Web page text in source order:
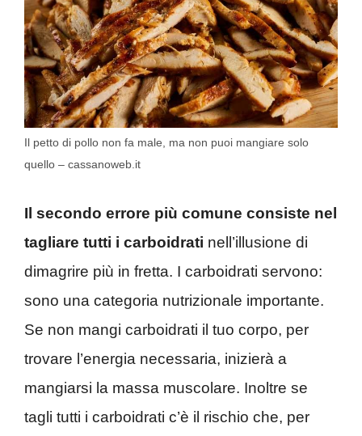
Il petto di pollo non fa male, ma non puoi mangiare solo
quello – cassanoweb.it
Il secondo errore più comune consiste nel
tagliare tutti i carboidrati nell’illusione di
dimagrire più in fretta. I carboidrati servono:
sono una categoria nutrizionale importante.
Se non mangi carboidrati il tuo corpo, per
trovare l’energia necessaria, inizierà a
mangiarsi la massa muscolare. Inoltre se
tagli tutti i carboidrati c’è il rischio che, per